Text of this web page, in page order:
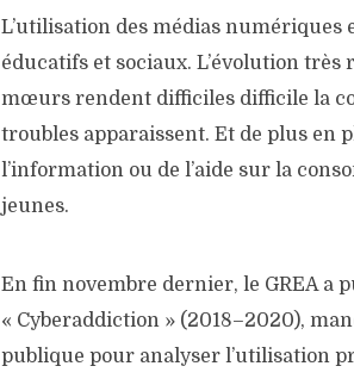
L’utilisation des médias numériques
éducatifs et sociaux. L’évolution très
mœurs rendent difficiles difficile la
troubles apparaissent. Et de plus en
l’information ou de l’aide sur la
jeunes.
En fin novembre dernier, le GREA a
« Cyberaddiction » (2018–2020),
publique pour analyser l’utilisation